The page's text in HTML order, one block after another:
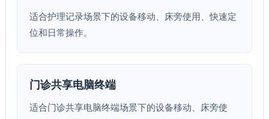
适合护理记录场景下的设备移动、床旁使用、快速定
位和日常操作。
门诊共享电脑终端
适合门诊共享电脑终端场景下的设备移动、床旁使